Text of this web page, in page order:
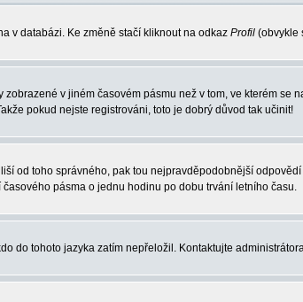
v databázi. Ke změně stačí kliknout na odkaz Profil (obvykle
v jiném časovém pásmu než v tom, ve kterém
pokud nejste registrováni, toto je dobrý důvod tak učinit!
od toho správného, pak tou nejpravděpodobnější
pásma o jednu hodinu po dobu trvání letního času.
do tohoto jazyka zatím nepřeložil. Kontaktujte